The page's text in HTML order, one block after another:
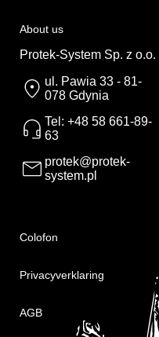
About us
Protek-System Sp. z o.o.
ul. Pawia 33 - 81-
078 Gdynia
Tel: +48 58 661-89-
63
protek@protek-
system.pl
Colofon
Privacyverklaring
AGB